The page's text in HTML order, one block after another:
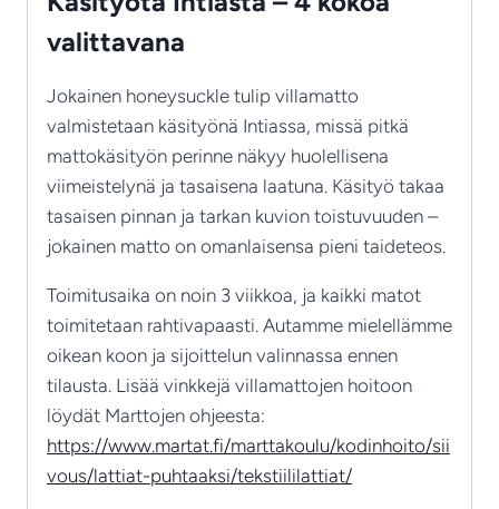
valittavana
Jokainen honeysuckle tulip villamatto
valmistetaan käsityönä Intiassa, missä pitkä
mattokäsityön perinne näkyy huolellisena
viimeistelynä ja tasaisena laatuna. Käsityö takaa
tasaisen pinnan ja tarkan kuvion toistuvuuden –
jokainen matto on omanlaisensa pieni taideteos.
Toimitusaika on noin 3 viikkoa, ja kaikki matot
toimitetaan rahtivapaasti. Autamme mielellämme
oikean koon ja sijoittelun valinnassa ennen
tilausta. Lisää vinkkejä villamattojen hoitoon
löydät Marttojen ohjeesta:
https://www.martat.fi/marttakoulu/kodinhoito/sii
vous/lattiat-puhtaaksi/tekstiililattiat/